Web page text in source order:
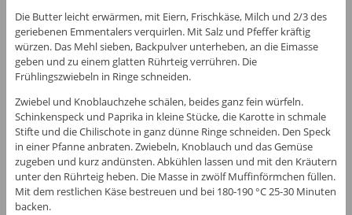
Die Butter leicht erwärmen, mit Eiern, Frischkäse, Milch und 2/3 des
geriebenen Emmentalers verquirlen. Mit Salz und Pfeffer kräftig
würzen. Das Mehl sieben, Backpulver unterheben, an die Eimasse
geben und zu einem glatten Rührteig verrühren. Die
Frühlingszwiebeln in Ringe schneiden.
Zwiebel und Knoblauchzehe schälen, beides ganz fein würfeln.
Schinkenspeck und Paprika in kleine Stücke, die Karotte in schmale
Stifte und die Chilischote in ganz dünne Ringe schneiden. Den Speck
in einer Pfanne anbraten. Zwiebeln, Knoblauch und das Gemüse
zugeben und kurz andünsten. Abkühlen lassen und mit den Kräutern
unter den Rührteig heben. Die Masse in zwölf Muffinförmchen füllen.
Mit dem restlichen Käse bestreuen und bei 180-190 °C 25-30 Minuten
backen.